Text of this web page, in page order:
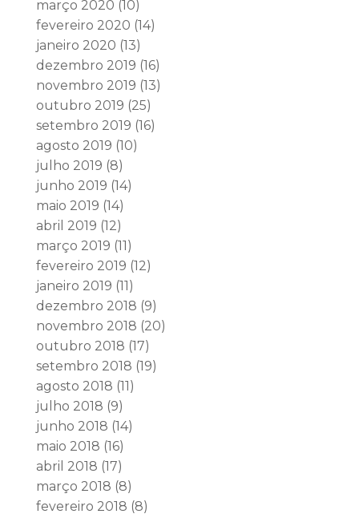
março 2020 (10)
fevereiro 2020 (14)
janeiro 2020 (13)
dezembro 2019 (16)
novembro 2019 (13)
outubro 2019 (25)
setembro 2019 (16)
agosto 2019 (10)
julho 2019 (8)
junho 2019 (14)
maio 2019 (14)
abril 2019 (12)
março 2019 (11)
fevereiro 2019 (12)
janeiro 2019 (11)
dezembro 2018 (9)
novembro 2018 (20)
outubro 2018 (17)
setembro 2018 (19)
agosto 2018 (11)
julho 2018 (9)
junho 2018 (14)
maio 2018 (16)
abril 2018 (17)
março 2018 (8)
fevereiro 2018 (8)